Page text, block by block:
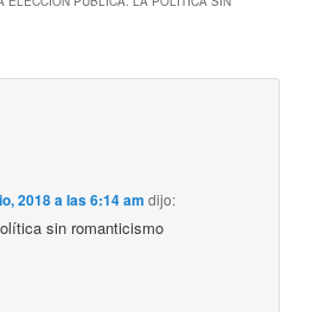
2018 a las 6:14 am dijo:
sin romanticismo